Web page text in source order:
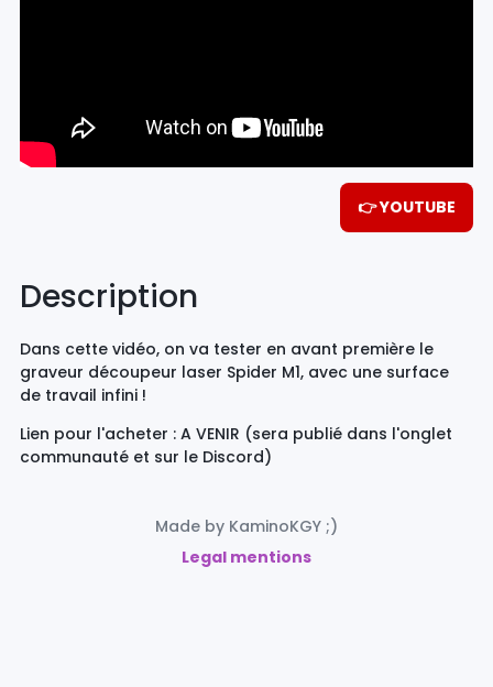
👉 YOUTUBE
Description
Dans cette vidéo, on va tester en avant première le
graveur découpeur laser Spider M1, avec une surface
de travail infini !
Lien pour l'acheter : A VENIR (sera publié dans l'onglet
communauté et sur le Discord)
Made by KaminoKGY ;)
Legal mentions